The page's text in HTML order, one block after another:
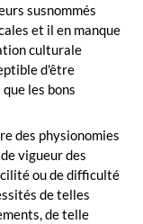
susnommés
et il en manque
culturale
d'être
les bons
des physionomies
vigueur des
ou de difficulté
de telles
de telle